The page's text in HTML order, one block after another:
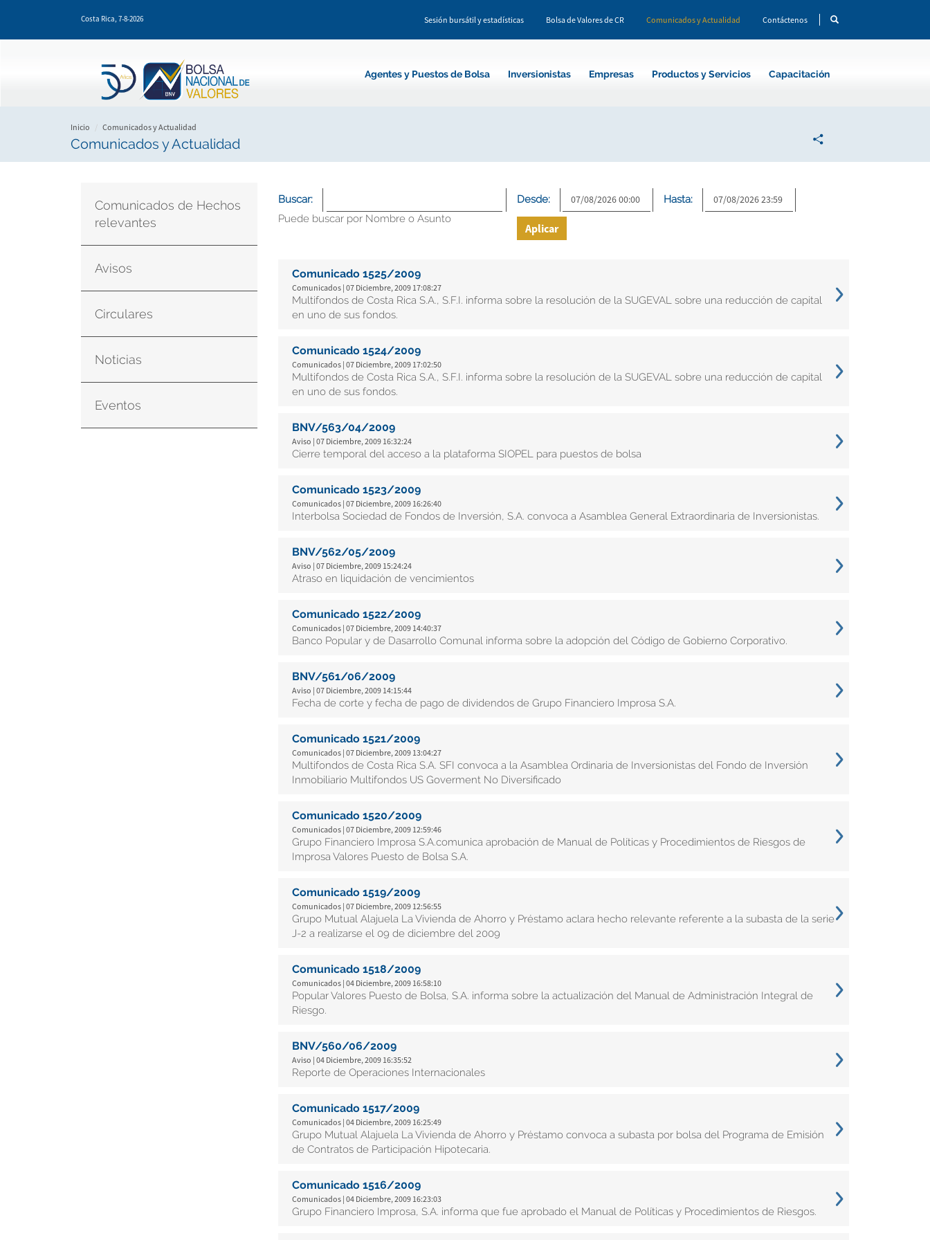
Costa Rica, 7-8-2026 Sesión bursátil y estadísticas Bolsa de Valores de CR Comunicados y Actualidad Contáctenos
Agentes y Puestos de Bolsa Inversionistas Empresas Productos y Servicios Capacitación
Inicio Comunicados y Actualidad
Comunicados y Actualidad
Comunicados de Hechos
relevantes
Avisos
Circulares
Noticias
Eventos
Buscar:
Puede buscar por Nombre o Asunto
Desde: Hasta:
Aplicar
Comunicado 1525/2009
Comunicados | 07 Diciembre, 2009 17:08:27
Multifondos de Costa Rica S.A., S.F.I. informa sobre la resolución de la SUGEVAL sobre una reducción de capital
en uno de sus fondos.
Comunicado 1524/2009
Comunicados | 07 Diciembre, 2009 17:02:50
Multifondos de Costa Rica S.A., S.F.I. informa sobre la resolución de la SUGEVAL sobre una reducción de capital
en uno de sus fondos.
BNV/563/04/2009
Aviso | 07 Diciembre, 2009 16:32:24
Cierre temporal del acceso a la plataforma SIOPEL para puestos de bolsa
Comunicado 1523/2009
Comunicados | 07 Diciembre, 2009 16:26:40
Interbolsa Sociedad de Fondos de Inversión, S.A. convoca a Asamblea General Extraordinaria de Inversionistas.
BNV/562/05/2009
Aviso | 07 Diciembre, 2009 15:24:24
Atraso en liquidación de vencimientos
Comunicado 1522/2009
Comunicados | 07 Diciembre, 2009 14:40:37
Banco Popular y de Dasarrollo Comunal informa sobre la adopción del Código de Gobierno Corporativo.
BNV/561/06/2009
Aviso | 07 Diciembre, 2009 14:15:44
Fecha de corte y fecha de pago de dividendos de Grupo Financiero Improsa S.A.
Comunicado 1521/2009
Comunicados | 07 Diciembre, 2009 13:04:27
Multifondos de Costa Rica S.A. SFI convoca a la Asamblea Ordinaria de Inversionistas del Fondo de Inversión
Inmobiliario Multifondos US Goverment No Diversificado
Comunicado 1520/2009
Comunicados | 07 Diciembre, 2009 12:59:46
Grupo Financiero Improsa S.A.comunica aprobación de Manual de Políticas y Procedimientos de Riesgos de
Improsa Valores Puesto de Bolsa S.A.
Comunicado 1519/2009
Comunicados | 07 Diciembre, 2009 12:56:55
Grupo Mutual Alajuela La Vivienda de Ahorro y Préstamo aclara hecho relevante referente a la subasta de la serie
J-2 a realizarse el 09 de diciembre del 2009
Comunicado 1518/2009
Comunicados | 04 Diciembre, 2009 16:58:10
Popular Valores Puesto de Bolsa, S.A. informa sobre la actualización del Manual de Administración Integral de
Riesgo.
BNV/560/06/2009
Aviso | 04 Diciembre, 2009 16:35:52
Reporte de Operaciones Internacionales
Comunicado 1517/2009
Comunicados | 04 Diciembre, 2009 16:25:49
Grupo Mutual Alajuela La Vivienda de Ahorro y Préstamo convoca a subasta por bolsa del Programa de Emisión
de Contratos de Participación Hipotecaria.
Comunicado 1516/2009
Comunicados | 04 Diciembre, 2009 16:23:03
Grupo Financiero Improsa, S.A. informa que fue aprobado el Manual de Políticas y Procedimientos de Riesgos.